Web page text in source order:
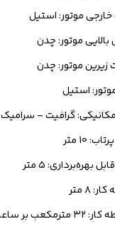
موتور: استیل
موتور: چدن
موتور: چدن
استیل
گرافیت – سرامیک
۱۰ متر
بهره‌برداری: ۵ متر
۸ متر